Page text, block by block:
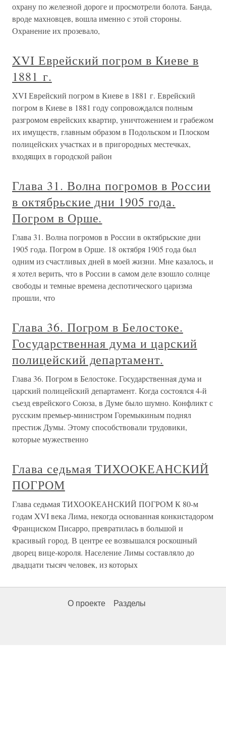
охрану по железной дороге и просмотрели болота. Банда,
вроде махновцев, вошла именно с этой стороны.
Охранение их прозевало,
XVI Еврейский погром в Киеве в
1881 г.
XVI Еврейский погром в Киеве в 1881 г. Еврейский
погром в Киеве в 1881 году сопровождался полным
разгромом еврейских квартир, уничтожением и грабежом
их имуществ, главным образом в Подольском и Плоском
полицейских участках и в пригородных местечках,
входящих в городской район
Глава 31. Волна погромов в России
в октябрьские дни 1905 года.
Погром в Орше.
Глава 31. Волна погромов в России в октябрьские дни
1905 года. Погром в Орше. 18 октября 1905 года был
одним из счастливых дней в моей жизни. Мне казалось, и
я хотел верить, что в России в самом деле взошло солнце
свободы и темные времена деспотического царизма
прошли, что
Глава 36. Погром в Белостоке.
Государственная дума и царский
полицейский департамент.
Глава 36. Погром в Белостоке. Государственная дума и
царский полицейский департамент. Когда состоялся 4-й
съезд еврейского Союза, в Думе было шумно. Конфликт с
русским премьер-министром Горемыкиным поднял
престиж Думы. Этому способствовали трудовики,
которые мужественно
Глава седьмая ТИХООКЕАНСКИЙ
ПОГРОМ
Глава седьмая ТИХООКЕАНСКИЙ ПОГРОМ К 80-м
годам XVI века Лима, некогда основанная конкистадором
Франциском Писарро, превратилась в большой и
красивый город. В центре ее возвышался роскошный
дворец вице-короля. Население Лимы составляло до
двадцати тысяч человек, из которых
О проекте Разделы